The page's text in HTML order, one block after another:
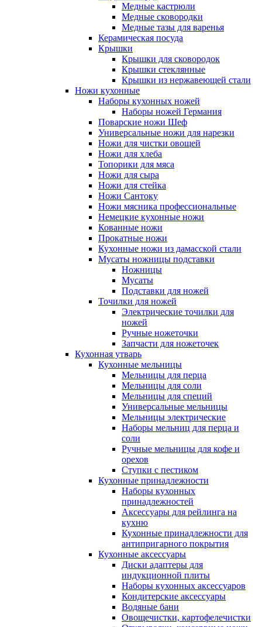
Медные кастрюли
Медные сковородки
Медные тазы для варенья
Керамическая посуда
Крышки
Крышки для сковородок
Крышки стеклянные
Крышки из нержавеющей стали
Ножи кухонные
Наборы кухонных ножей
Наборы ножей Германия
Поварские ножи Шеф
Универсальные ножи для нарезки
Ножи для чистки овощей
Ножи для хлеба
Топорики для мяса
Ножи для сыра
Ножи для стейка
Ножи Сантоку
Ножи мясника профессиональные
Немецкие кухонные ножи
Кованные ножи
Прокатные ножи
Кухонные ножи из дамасской стали
Мусаты ножницы подставки
Ножницы
Мусаты
Подставки для ножей
Точилки для ножей
Электрические точилки для
ножей
Ручные ножеточки
Запчасти для ножеточек
Кухонная утварь
Кухонные мельницы
Мельницы для перца
Мельницы для соли
Мельницы для специй
Универсальные мельницы
Мельницы электрические
Наборы мельниц для перца и
соли
Ручные мельницы для кофе и
орехов
Ступки с пестиком
Кухонные принадлежности
Наборы кухонных
принадлежностей
Аксессуары для рейлинга на
кухню
Кухонные принадлежности для
антипригарного покрытия
Кухонные аксессуары
Диски адаптеры для
индукционной плиты
Наборы кухонных аксессуаров
Кондитерские аксессуары
Водяные бани
Овощечистки, картофелечистки